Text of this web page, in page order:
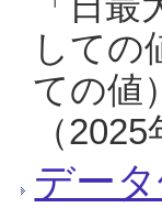
しての
ての値
（
デー